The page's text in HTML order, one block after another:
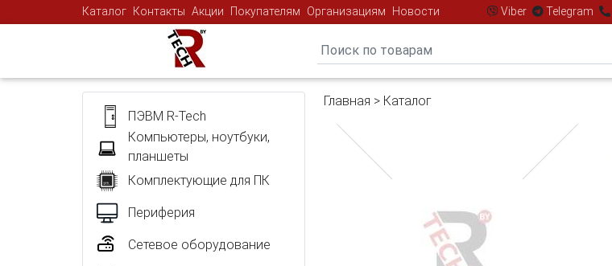
Каталог Контакты Акции Покупателям Организациям Новости Viber Telegram
ПЭВМ R-Tech
Компьютеры, ноутбуки,
планшеты
Комплектующие для ПК
Периферия
Сетевое оборудование
Главная > Каталог